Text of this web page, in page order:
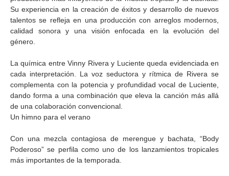
Su experiencia en la creación de éxitos y desarrollo de nuevos
talentos se refleja en una producción con arreglos modernos,
calidad sonora y una visión enfocada en la evolución del
género.
La química entre Vinny Rivera y Luciente queda evidenciada en
cada interpretación. La voz seductora y rítmica de Rivera se
complementa con la potencia y profundidad vocal de Luciente,
dando forma a una combinación que eleva la canción más allá
de una colaboración convencional.
Un himno para el verano
Con una mezcla contagiosa de merengue y bachata, “Body
Poderoso” se perfila como uno de los lanzamientos tropicales
más importantes de la temporada.